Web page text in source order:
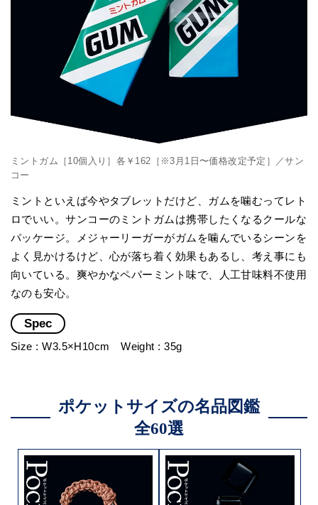
ミントガム［10個入り］各￥162［※3月1日〜価格改定予定］／サン
コー
ミントといえば今やタブレットだけど、ガムを噛むってレト
ロでいい。サンコーのミントガムは携帯したくなるクールな
パッケージ。メジャーリーガーがガムを噛んでいるシーンを
よく見かけるけど、心が落ち着く効果もあるし、考え事にも
向いている。爽やかなペパーミント味で、人工甘味料不使用
なのも安心。
Spec
Size : W3.5×H10cm Weight : 35g
ポケットサイズの名品図鑑
全60選